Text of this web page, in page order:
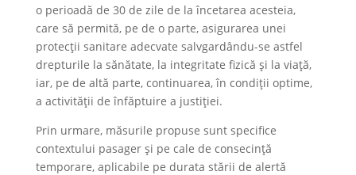
o perioadă de 30 de zile de la încetarea acesteia,
care să permită, pe de o parte, asigurarea unei
protecții sanitare adecvate salvgardându-se astfel
drepturile la sănătate, la integritate fizică și la viață,
iar, pe de altă parte, continuarea, în condiții optime,
a activității de înfăptuire a justiției.
Prin urmare, măsurile propuse sunt specifice
contextului pasager și pe cale de consecință
temporare, aplicabile pe durata stării de alertă